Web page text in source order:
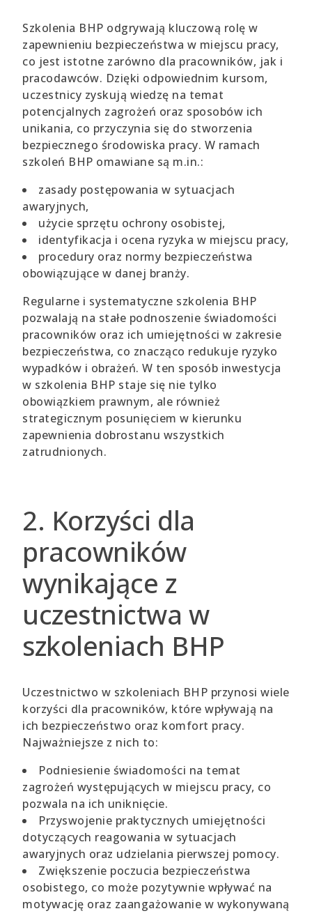
Szkolenia BHP odgrywają kluczową rolę w
zapewnieniu bezpieczeństwa w miejscu pracy,
co jest istotne zarówno dla pracowników, jak i
pracodawców. Dzięki odpowiednim kursom,
uczestnicy zyskują wiedzę na temat
potencjalnych zagrożeń oraz sposobów ich
unikania, co przyczynia się do stworzenia
bezpiecznego środowiska pracy. W ramach
szkoleń BHP omawiane są m.in.:
zasady postępowania w sytuacjach
awaryjnych,
użycie sprzętu ochrony osobistej,
identyfikacja i ocena ryzyka w miejscu pracy,
procedury oraz normy bezpieczeństwa
obowiązujące w danej branży.
Regularne i systematyczne szkolenia BHP
pozwalają na stałe podnoszenie świadomości
pracowników oraz ich umiejętności w zakresie
bezpieczeństwa, co znacząco redukuje ryzyko
wypadków i obrażeń. W ten sposób inwestycja
w szkolenia BHP staje się nie tylko
obowiązkiem prawnym, ale również
strategicznym posunięciem w kierunku
zapewnienia dobrostanu wszystkich
zatrudnionych.
2. Korzyści dla
pracowników
wynikające z
uczestnictwa w
szkoleniach BHP
Uczestnictwo w szkoleniach BHP przynosi wiele
korzyści dla pracowników, które wpływają na
ich bezpieczeństwo oraz komfort pracy.
Najważniejsze z nich to:
Podniesienie świadomości na temat
zagrożeń występujących w miejscu pracy, co
pozwala na ich uniknięcie.
Przyswojenie praktycznych umiejętności
dotyczących reagowania w sytuacjach
awaryjnych oraz udzielania pierwszej pomocy.
Zwiększenie poczucia bezpieczeństwa
osobistego, co może pozytywnie wpływać na
motywację oraz zaangażowanie w wykonywaną